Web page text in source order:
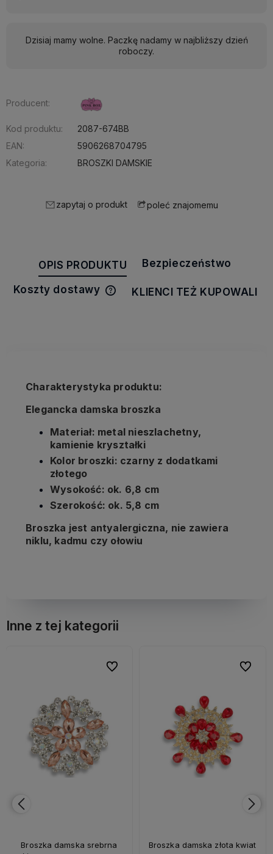
Dzisiaj mamy wolne. Paczkę nadamy w najbliższy dzień
roboczy.
Producent:
Kod produktu:
2087-674BB
EAN:
5906268704795
Kategoria:
BROSZKI DAMSKIE
zapytaj o produkt poleć znajomemu
OPIS PRODUKTU Bezpieczeństwo
Koszty dostawy
Cena nie zawiera ewentualnych
KLIENCI TEŻ KUPOWALI
Charakterystyka produktu:
Elegancka damska broszka
Materiał: metal nieszlachetny,
kamienie kryształki
Kolor broszki: czarny z dodatkami
złotego
Wysokość: ok. 6,8 cm
Szerokość: ok. 5,8 cm
Broszka jest antyalergiczna, nie zawiera
niklu, kadmu czy ołowiu
Inne z tej kategorii
Broszka damska srebrna
Do ulubionych
Do ulubionych
Broszka damska złota kwiat
Do
Do